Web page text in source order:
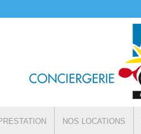
NOS LOCATIONS